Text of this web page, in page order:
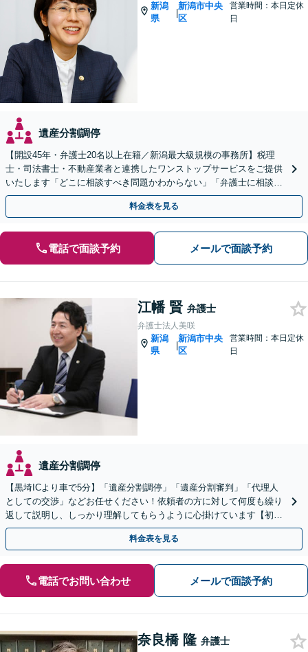
新潟
県
|
新潟市中央
区
営業時間：本日定休
日
遺産分割調停
【開設45年・弁護士20名以上在籍／新潟最大級規模の事務所】税理
士・司法書士・不動産業者と連携したワンストップサービスをご提供
いたします「どこに相談すべき問題かわからない」「弁護士に相談し
て大丈夫か不安」と迷っている方もぜひご相談ください
料金表を見る
電話で面談予約 メールで面談予約
江幡 賢 弁護士
弁護士法人美咲
新潟
県
|
新潟市中央
区
営業時間：本日定休
日
遺産分割調停
【黒埼ICより車で5分】「遺産分割調停」「遺産分割審判」「代理人
としての交渉」などお任せください！依頼者の方に対して何度も繰り
返して説明し、しっかり理解してもらうように心掛けています【初回
相談は無料】
料金表を見る
電話でお問い合わせ メールで面談予約
奈良橋 隆 弁護士